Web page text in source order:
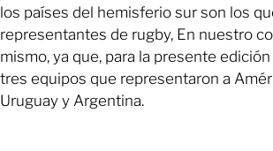
los países del hemisferio sur son los
representantes de rugby, En nuestro
mismo, ya que, para la presente
tres equipos que representaron a
Uruguay y Argentina.